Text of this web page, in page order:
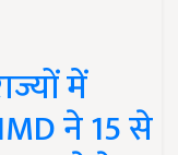
में
ने 15 से